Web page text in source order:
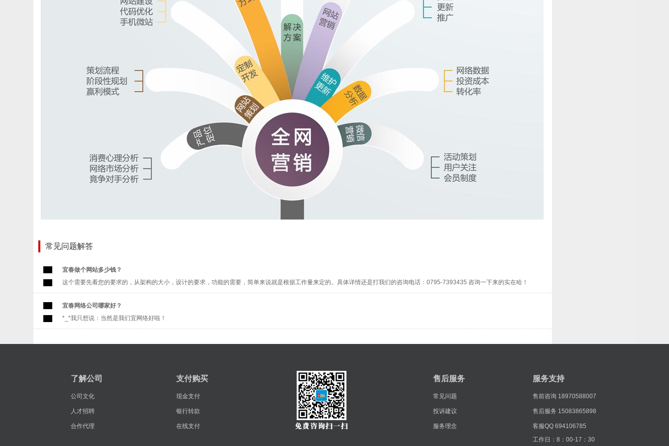
常见问题解答
宜春做个网站多少钱？
这个需要先看您的要求的，从架构的大小，设计的要求，功能的需要，简单来说就是根据工作量来定的。具体详情还是打我们的咨询电话：0795-7393435 咨询一下来的实在哈！
宜春网络公司哪家好？
*_*我只想说：当然是我们宜网络好啦！
了解公司
公司文化
人才招聘
合作代理
支付购买
现金支付
银行转款
在线支付
售后服务
常见问题
投诉建议
服务理念
服务支持
售前咨询 18970588007
售后服务 15083865898
客服QQ694106785
工作日：8：00-17：30